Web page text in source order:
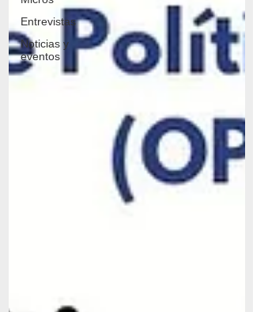
Entrevistas
Noticias y
eventos